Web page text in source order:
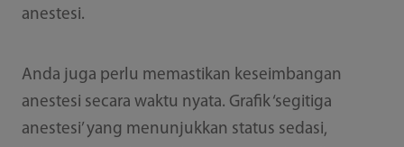
anestesi.
Anda juga perlu memastikan keseimbangan
anestesi secara waktu nyata. Grafik ‘segitiga
anestesi’ yang menunjukkan status sedasi,